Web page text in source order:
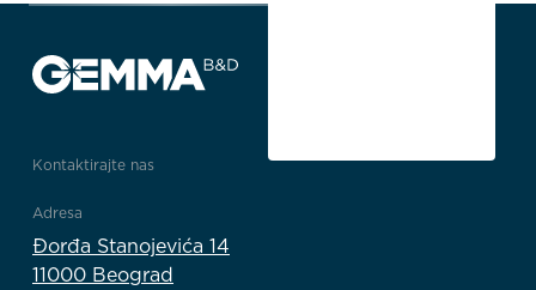
Kontaktirajte nas
Adresa
Đorđa Stanojevića 14
11000 Beograd